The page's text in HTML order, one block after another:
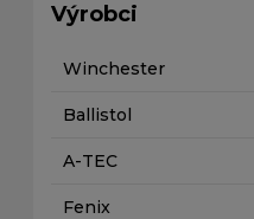
Výrobci
Winchester
Ballistol
A-TEC
Fenix